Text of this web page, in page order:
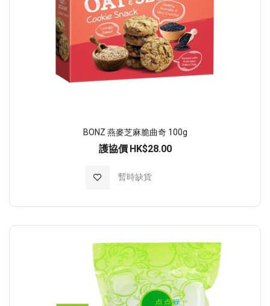
BONZ 燕麥芝麻脆曲奇 100g
護協價 HK$28.00
暫時缺貨
加入至願望清單